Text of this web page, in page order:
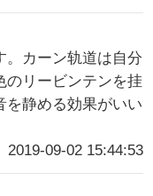
。カーン轨道は自分
のリービンテンを挂
を静める効果がいい
2019-09-02 15:44:53